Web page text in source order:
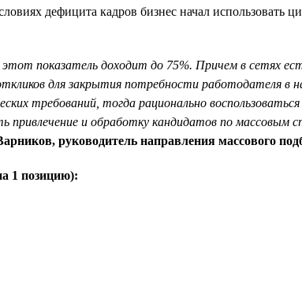
дефицита кадров бизнес начал использовать
показатель доходит до 75%. Причем в сетях
для закрытия потребности работодателя в
требований, тогда рационально
и обработку кандидатов по массовым
руководитель направления массового
1 позицию):